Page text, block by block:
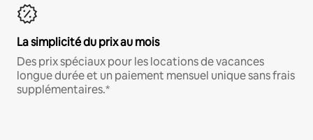
La simplicité du prix au mois
Des prix spéciaux pour les locations de vacances
longue durée et un paiement mensuel unique sans frais
supplémentaires.*